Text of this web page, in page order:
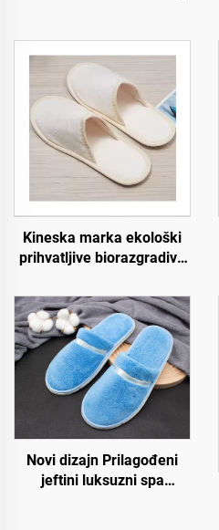
Kineska marka ekološki
prihvatljive biorazgradive
otvorene prednjice s
pulpom na đonu,
jednokratne papuče za
zrakoplovstvo
Novi dizajn Prilagođeni
jeftini luksuzni spa